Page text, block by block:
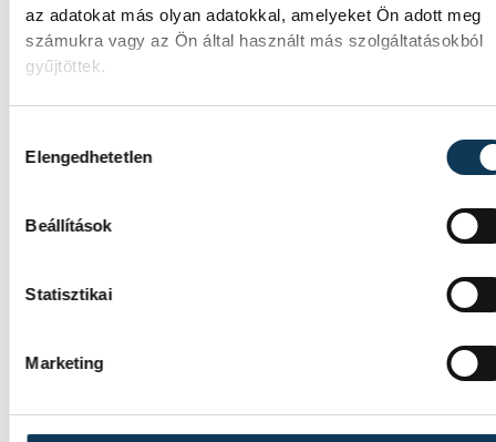
az adatokat más olyan adatokkal, amelyeket Ön adott meg
számukra vagy az Ön által használt más szolgáltatásokból
gyűjtöttek.
Elengedhetetlen
Beállítások
Statisztikai
Marketing